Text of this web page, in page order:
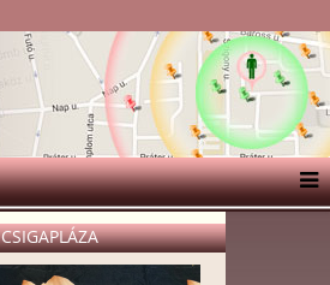
CSIGAPLÁZA